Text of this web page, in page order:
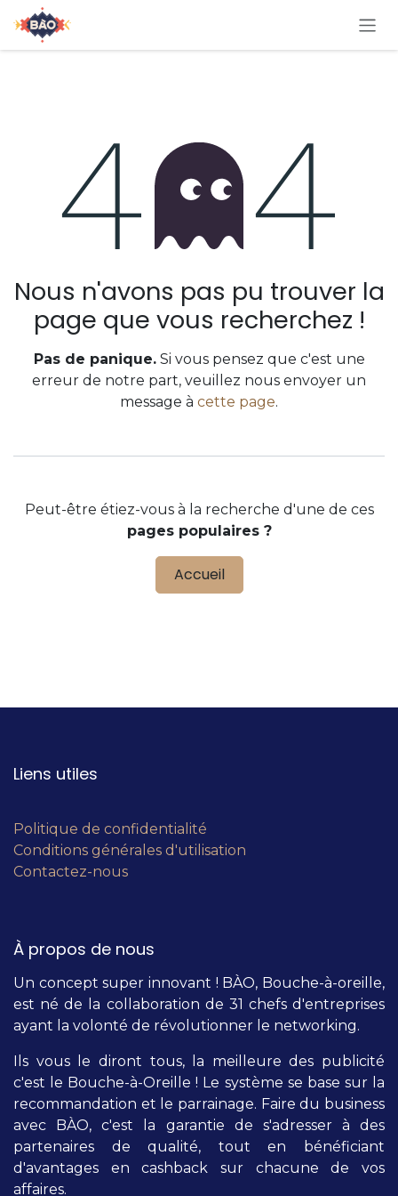
Se rendre au contenu
Erreur 404
Nous n'avons pas pu trouver la
page que vous recherchez !
Pas de panique.Si vous pensez que c'est une
erreur de notre part, veuillez nous envoyer un
message à cette page.
Peut-être étiez-vous à la recherche d'une de ces
pages populaires ?
Accueil
Liens utiles
Politique de confidentialité
Conditions générales d'utilisation
Contactez-nous
À propos de nous
Un concept super innovant ! BÀO, Bouche-à-oreille,
est né de la collaboration de 31 chefs d'entreprises
ayant la volonté de révolutionner le networking.
Ils vous le diront tous, la meilleure des publicité
c'est le Bouche-à-Oreille ! Le système se base sur la
recommandation et le parrainage. Faire du business
avec BÀO, c'est la garantie de s'adresser à des
partenaires de qualité, tout en bénéficiant
d'avantages en cashback sur chacune de vos
affaires.